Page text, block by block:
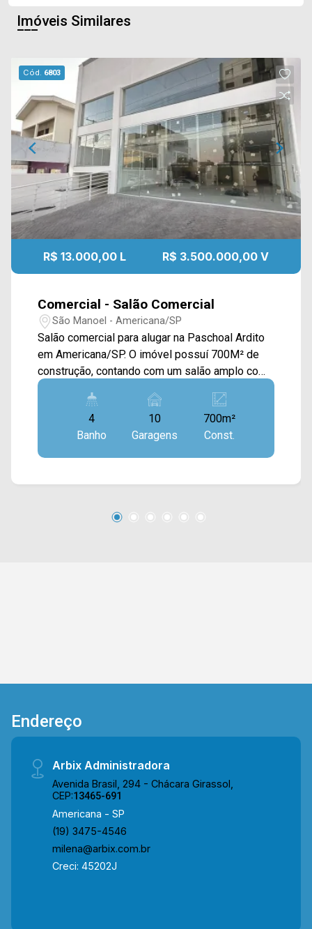
Imóveis Similares
Cód. 6803
R$ 13.000,00 L R$ 3.500.000,00 V
Comercial - Salão Comercial
São Manoel - Americana/SP
Salão comercial para alugar na Paschoal Ardito
em Americana/SP. O imóvel possuí 700M² de
construção, contando com um salão amplo com
pé direito alto, mezanino, elevador e subsolo. >
04 banheiros; > 10 vagas de garagem, sendo 07
no subsolo. Localizado na Av. Paschoal Ardito,
próximo à Av. Antônio Pinto Duarte, Rua São
Vito, Av. da Saudade, Av. Nossa Sra. de Fátima e
conta com supermercado Pague Menos,
em contato com a equipe da Arbix Imóveis e
4
Banho
10
Garagens
700m²
Const.
Endereço
Arbix Administradora
Avenida Brasil, 294 - Chácara Girassol,
CEP:13465-691
Americana - SP
(19) 3475-4546
milena@arbix.com.br
Creci: 45202J